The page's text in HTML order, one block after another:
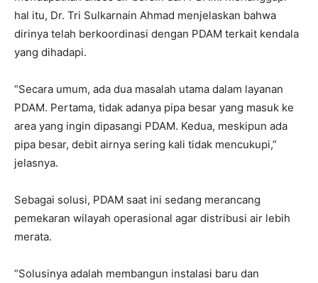
hal itu, Dr. Tri Sulkarnain Ahmad menjelaskan bahwa
dirinya telah berkoordinasi dengan PDAM terkait kendala
yang dihadapi.
“Secara umum, ada dua masalah utama dalam layanan
PDAM. Pertama, tidak adanya pipa besar yang masuk ke
area yang ingin dipasangi PDAM. Kedua, meskipun ada
pipa besar, debit airnya sering kali tidak mencukupi,”
jelasnya.
Sebagai solusi, PDAM saat ini sedang merancang
pemekaran wilayah operasional agar distribusi air lebih
merata.
“Solusinya adalah membangun instalasi baru dan